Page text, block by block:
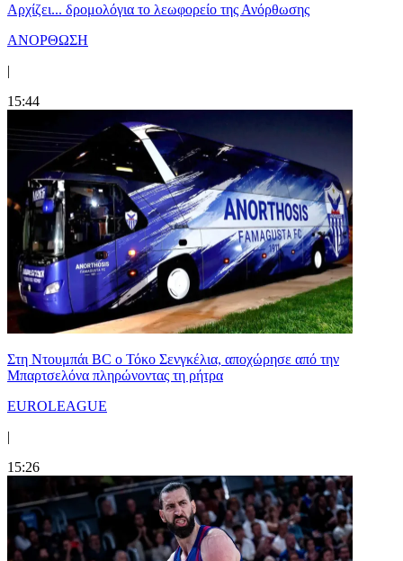
Αρχίζει... δρομολόγια το λεωφορείο της Ανόρθωσης
ΑΝΟΡΘΩΣΗ
|
15:44
Στη Nτουμπάι BC ο Τόκο Σενγκέλια, αποχώρησε από την
Μπαρτσελόνα πληρώνοντας τη ρήτρα
EUROLEAGUE
|
15:26